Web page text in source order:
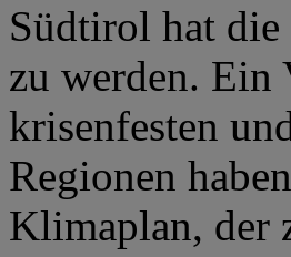
Südtirol hat
zu werden. Ein
krisenfesten
Regionen
Klimaplan, der